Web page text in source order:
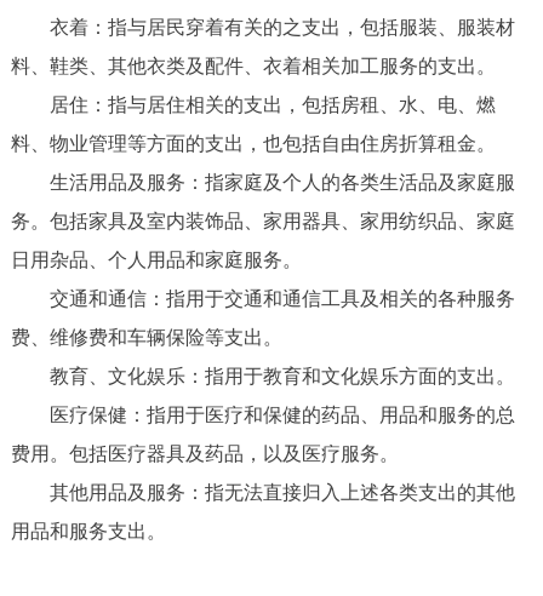
衣着：指与居民穿着有关的之支出，包括服装、服装材
料、鞋类、其他衣类及配件、衣着相关加工服务的支出。
居住：指与居住相关的支出，包括房租、水、电、燃
料、物业管理等方面的支出，也包括自由住房折算租金。
生活用品及服务：指家庭及个人的各类生活品及家庭服
务。包括家具及室内装饰品、家用器具、家用纺织品、家庭
日用杂品、个人用品和家庭服务。
交通和通信：指用于交通和通信工具及相关的各种服务
费、维修费和车辆保险等支出。
教育、文化娱乐：指用于教育和文化娱乐方面的支出。
医疗保健：指用于医疗和保健的药品、用品和服务的总
费用。包括医疗器具及药品，以及医疗服务。
其他用品及服务：指无法直接归入上述各类支出的其他
用品和服务支出。